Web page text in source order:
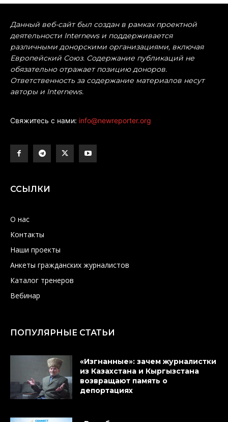
Данный веб-сайт был создан в рамках проектной
деятельности Internews и поддерживается
различными донорскими организациями, включая
Европейский Союз. Содержание публикаций не
обязательно отражает позицию доноров.
Ответственность за содержание материалов несут
авторы и Internews.
Свяжитесь с нами: info@newreporter.org
ССЫЛКИ
О нас
Контакты
Наши проекты
Анкеты гражданских журналистов
Каталог тренеров
Вебинар
ПОПУЛЯРНЫЕ СТАТЬИ
«Изгнанные»: зачем журналистки
из Казахстана и Кыргызстана
возвращают память о
депортациях